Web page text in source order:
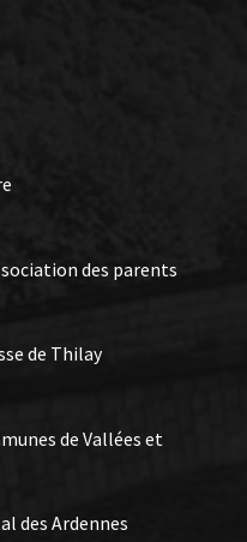
des parents
de Thilay
de Vallées et
des Ardennes